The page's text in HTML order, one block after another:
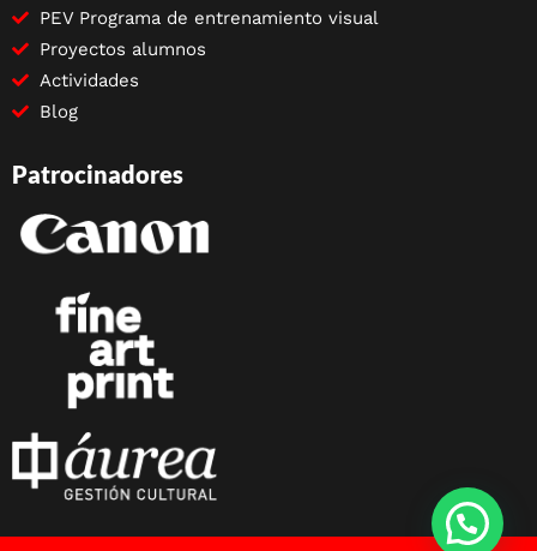
PEV Programa de entrenamiento visual
Proyectos alumnos
Actividades
Blog
Patrocinadores